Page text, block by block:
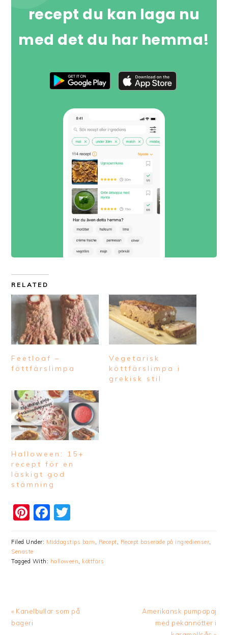
recept du kan laga nu
med det du har hemma!
RELATED
Feetloaf –
föttfärslimpa
Vegetarisk
köttfärslimpa i
grekisk stil
Halloween: 15+
recept för en
läskigt god
stämning
Pinterest
Facebook
Filed Under: Middagstips barn , Recept, Recept baserade på ingredienser,
Senaste
Tagged With: halloween, köttfärs
Previous
Post:
« Kanelbullar som på
bageri
Next
Post:
Amerikansk pumpapaj
med pekannötter i